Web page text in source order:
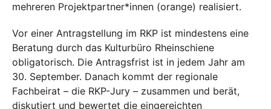
mehreren Projektpartner*innen (orange) realisiert.
Vor einer Antragstellung im RKP ist mindestens eine
Beratung durch das Kulturbüro Rheinschiene
obligatorisch. Die Antragsfrist ist in jedem Jahr am
30. September. Danach kommt der regionale
Fachbeirat – die RKP-Jury – zusammen und berät,
diskutiert und bewertet die eingereichten